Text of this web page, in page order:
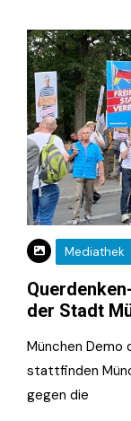
Mediathek
der Stadt
München Demo
stattfinden
gegen die